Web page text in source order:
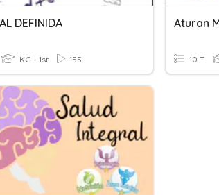
DEFINIDA
KG - 1st 155
Aturan
10 T